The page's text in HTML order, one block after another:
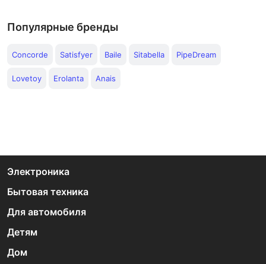
Популярные бренды
Concorde Satisfyer Baile Sitabella PipeDream
Lovetoy Erolanta Anais
Электроника
Бытовая техника
Для автомобиля
Детям
Дом